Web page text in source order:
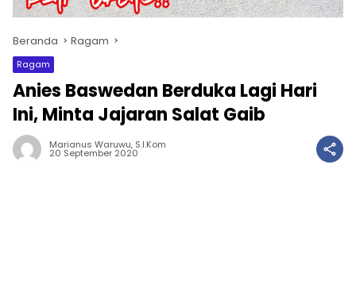
Beranda Ragam
Ragam
Anies Baswedan Berduka Lagi Hari
Ini, Minta Jajaran Salat Gaib
Marianus Waruwu, S.I.Kom
20 September 2020